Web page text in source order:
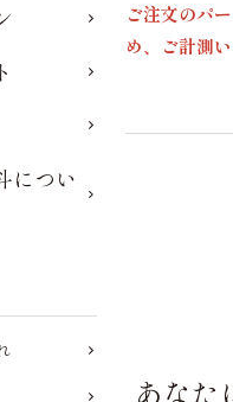
ご注文のパ
め、ご計測
あなた
につい